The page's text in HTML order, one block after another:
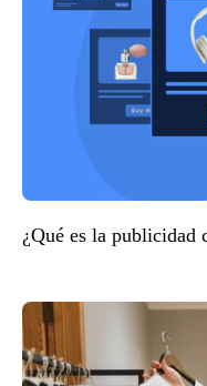
¿Qué es la publicidad